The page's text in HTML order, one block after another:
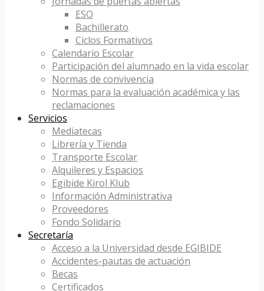
ESO
Bachillerato
Ciclos Formativos
Calendario Escolar
Participación del alumnado en la vida escolar
Normas de convivencia
Normas para la evaluación académica y las
reclamaciones
Servicios
Mediatecas
Librería y Tienda
Transporte Escolar
Alquileres y Espacios
Egibide Kirol Klub
Información Administrativa
Proveedores
Fondo Solidario
Secretaría
Acceso a la Universidad desde EGIBIDE
Accidentes-pautas de actuación
Becas
Certificados